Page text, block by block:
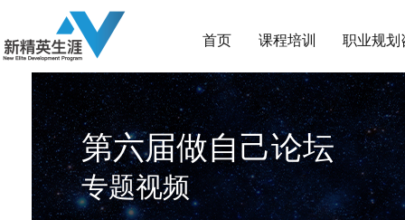
首页 课程培训 职业规划
第六届做自己论坛
专题视频